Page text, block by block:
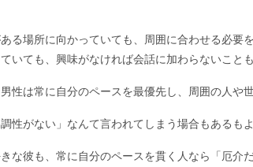
る場所に向かっていても、周囲に合わせる必要
いても、興味がなければ会話に加わらないことも
性は常に自分のペースを最優先し、周囲の人や
性がない」なんて言われてしまう場合もあるもよ
な彼も、常に自分のペースを貫く人なら「厄介